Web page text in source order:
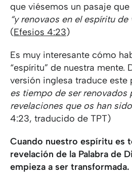
que viésemos un pasaje
“y renovaos en el espíritu de
(Efesios 4:23)
Es muy interesante cómo
“espíritu” de nuestra mente.
versión inglesa traduce este
es tiempo de ser renovados
revelaciones que os han
4:23, traducido de TPT)
Cuando nuestro espíritu es
revelación de la Palabra de
empieza a ser transformada.